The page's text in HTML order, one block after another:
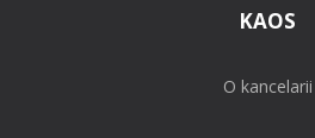
KAOS
O kancelarii